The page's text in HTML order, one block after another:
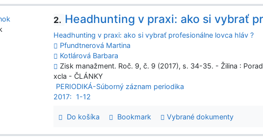
2. Headhunting v praxi: ako si vybrať
Headhunting v praxi: ako si vybrať profesionálne lovca hláv ?
Pfundtnerová Martina
Kotlárová Barbara
Zisk manažment. Roč. 9, č. 9 (2017), s. 34-35. - Žilina :
xcla - ČLÁNKY
PERIODIKÁ-Súborný záznam periodika
2017:
1-12
Do košíka Bookmark Vybrané dokumenty